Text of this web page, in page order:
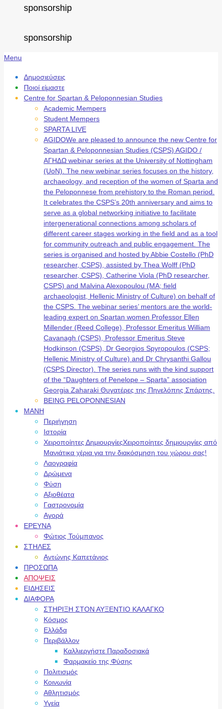
sponsorship
sponsorship
Secondary
Menu
Menu
Δημοσιεύσεις
Ποιοί είμαστε
Centre for Spartan & Peloponnesian Studies
Academic Mempers
Student Mempers
SPARTA LIVE
AGIDOWe are pleased to announce the new Centre for
Spartan & Peloponnesian Studies (CSPS) AGIDO /
ΑΓΗΔΩ webinar series at the University of Nottingham
(UoN). The new webinar series focuses on the history,
archaeology, and reception of the women of Sparta and
the Peloponnese from prehistory to the Roman period.
It celebrates the CSPS’s 20th anniversary and aims to
serve as a global networking initiative to facilitate
intergenerational connections among scholars of
different career stages working in the field and as a tool
for community outreach and public engagement. The
series is organised and hosted by Abbie Costello (PhD
researcher, CSPS), assisted by Thea Wolff (PhD
researcher, CSPS), Catherine Viola (PhD researcher,
CSPS) and Malvina Alexopoulou (MA; field
archaeologist, Hellenic Ministry of Culture) on behalf of
the CSPS. The webinar series’ mentors are the world-
leading expert on Spartan women Professor Ellen
Millender (Reed College), Professor Emeritus William
Cavanagh (CSPS), Professor Emeritus Steve
Hodkinson (CSPS), Dr Georgios Spyropoulos (CSPS;
Hellenic Ministry of Culture) and Dr Chrysanthi Gallou
(CSPS Director). The series runs with the kind support
of the “Daughters of Penelope – Sparta” association
Georgia Zaharaki Θυγατέρες της Πηνελόπης Σπάρτης.
BEING PELOPONNESIAN
ΜΑΝΗ
Περιήγηση
Ιστορία
Χειροποίητες ΔημιουργίεςΧειροποίητες δημιουργίες από
Μανιάτικα χέρια για την διακόσμηση του χώρου σας!
Λαογραφία
Δρώμενα
Φύση
Αξιοθέατα
Γαστρονομία
Αγορά
ΕΡΕΥΝΑ
Φώτιος Τούμπανος
ΣΤΗΛΕΣ
Αντώνης Καπετάνιος
ΠΡΟΣΩΠΑ
ΑΠΟΨΕΙΣ
ΕΙΔΗΣΕΙΣ
ΔΙΑΦΟΡΑ
ΣΤΗΡΙΞΗ ΣΤΟΝ ΑΥΞΕΝΤΙΟ ΚΑΛΑΓΚΟ
Κόσμος
Ελλάδα
Περιβάλλον
Καλλιεργήστε Παραδοσιακά
Φαρμακείο της Φύσης
Πολιτισμός
Κοινωνία
Αθλητισμός
Υγεία